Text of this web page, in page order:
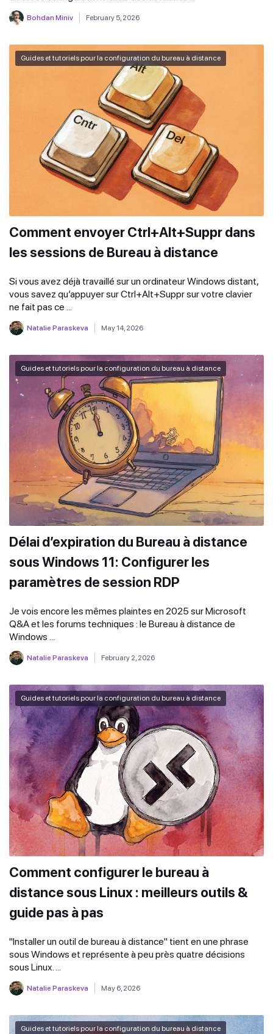
Bohdan Miniv February 5, 2026
Comment envoyer Ctrl+Alt+Suppr dans
les sessions de Bureau à distance
Guides et tutoriels pour la configuration du bureau à distance
Si vous avez déjà travaillé sur un ordinateur Windows distant,
vous savez qu’appuyer sur Ctrl+Alt+Suppr sur votre clavier
ne fait pas ce ...
Natalie Paraskeva May 14, 2026
Délai d’expiration du Bureau à distance
sous Windows 11: Configurer les
paramètres de session RDP
Guides et tutoriels pour la configuration du bureau à distance
Je vois encore les mêmes plaintes en 2025 sur Microsoft
Q&A et les forums techniques : le Bureau à distance de
Windows ...
Natalie Paraskeva February 2, 2026
Comment configurer le bureau à
distance sous Linux : meilleurs outils &
guide pas à pas
Guides et tutoriels pour la configuration du bureau à distance
"Installer un outil de bureau à distance" tient en une phrase
sous Windows et représente à peu près quatre décisions
sous Linux. ...
Natalie Paraskeva May 6, 2026
Guides et tutoriels pour la configuration du bureau à distance